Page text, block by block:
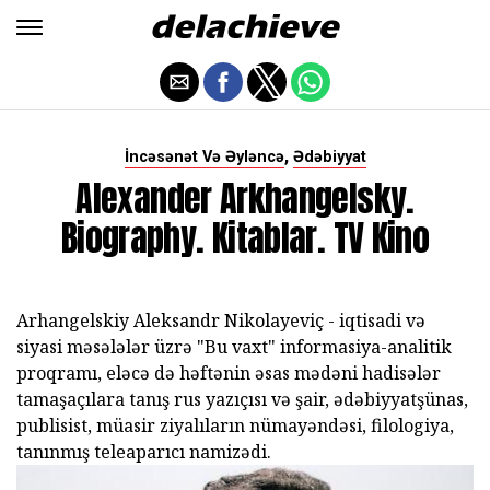
İncəsənət Və Əyləncə, Ədəbiyyat
Alexander Arkhangelsky.
Biography. Kitablar. TV Kino
Arhangelskiy Aleksandr Nikolayeviç - iqtisadi və
siyasi məsələlər üzrə "Bu vaxt" informasiya-analitik
proqramı, eləcə də həftənin əsas mədəni hadisələr
tamaşaçılara tanış rus yazıçısı və şair, ədəbiyyatşünas,
publisist, müasir ziyalıların nümayəndəsi, filologiya,
tanınmış teleaparıcı namizədi.